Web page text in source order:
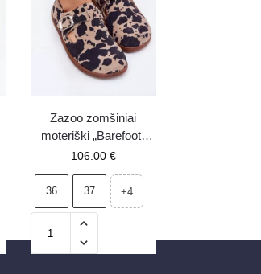
Zazoo zomšiniai
moteriški „Barefoot“
pusbačiai su sagtimi ir
smėliniai
106.00 €
36 37 +4